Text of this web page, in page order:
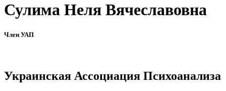
Сулима Неля Вячеславовна
Член УАП
Украинская Ассоциация Психоанализа